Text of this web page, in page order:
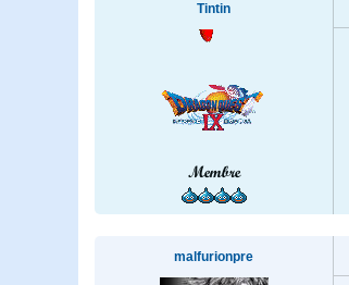
Tintin
Membre
malfurionpre